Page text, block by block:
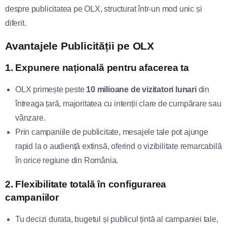
despre publicitatea pe OLX, structurat într-un mod unic și
diferit.
Avantajele Publicității pe OLX
1. Expunere națională pentru afacerea ta
OLX primește peste 10 milioane de vizitatori lunaridin
întreaga țară, majoritatea cu intenții clare de cumpărare sau
vânzare.
Prin campaniile de publicitate, mesajele tale pot ajunge
rapid la o audiență extinsă, oferind o vizibilitate remarcabilă
în orice regiune din România.
2. Flexibilitate totală în configurarea
campaniilor
Tu decizi durata, bugetul și publicul țintă al campaniei tale,